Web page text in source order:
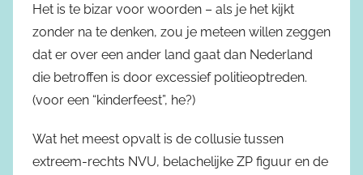
Het is te bizar voor woorden – als je het kijkt
zonder na te denken, zou je meteen willen zeggen
dat er over een ander land gaat dan Nederland
die betroffen is door excessief politieoptreden.
(voor een “kinderfeest”, he?)
Wat het meest opvalt is de collusie tussen
extreem-rechts NVU, belachelijke ZP figuur en de